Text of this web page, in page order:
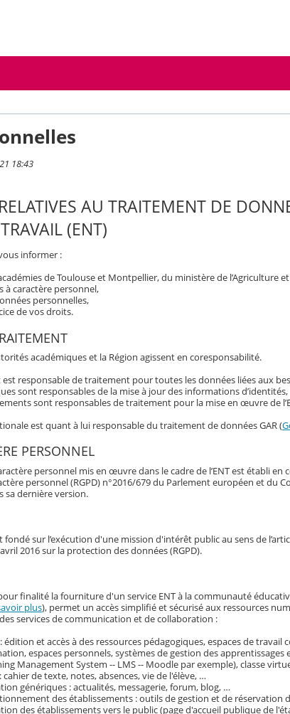
18:43
AU TRAITEMENT DE
(ENT)
informer :
de Toulouse et Montpellier, du ministère de l’Agriculture
à caractère personnel,
personnelles,
de vos droits.
académiques et la Région agissent en coresponsabilité.
est responsable de traitement pour toutes les données liées aux
sont responsables de la mise à jour des informations d’identités,
sont responsables de traitement pour la mise en œuvre de
est quant à lui responsable du traitement de données GAR (
PERSONNEL
personnel mis en œuvre dans le cadre de l’ENT est établi
personnel (RGPD) n°2016/679 du Parlement européen et du
sa dernière version.
sur l’exécution d'une mission d'intérêt public au sens de
2016 sur la protection des données (RGPD).
finalité la fourniture d'un service ENT à la communauté
plus), permet un accès simplifié et sécurisé aux ressources
services de communication et de collaboration :
édition et accès à des ressources pédagogiques, espaces de
espaces personnels, systèmes de gestion des
Management System -- LMS -- Moodle par exemple), classe
cahier de texte, notes, absences, vie de l'élève, …
génériques : actualités, messagerie, forum, blog, …
des établissements : outils de gestion et de réservation
des établissements vers le public (page d'accueil publique de